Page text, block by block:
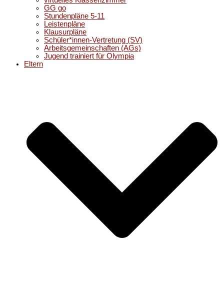
GG go
Stundenpläne 5-11
Leistenpläne
Klausurpläne
Schüler*innen-Vertretung (SV)
Arbeitsgemeinschaften (AGs)
Jugend trainiert für Olympia
Eltern